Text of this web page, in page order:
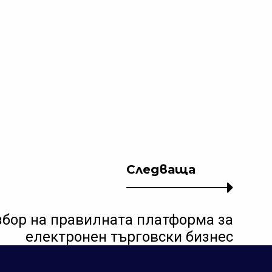
Следваща
на правилната платформа за
електронен търговски бизнес